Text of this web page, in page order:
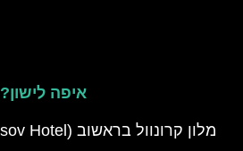
איפה לישון?
מלון קרונוול בראשוב (Kronwell Brasov Hotel)